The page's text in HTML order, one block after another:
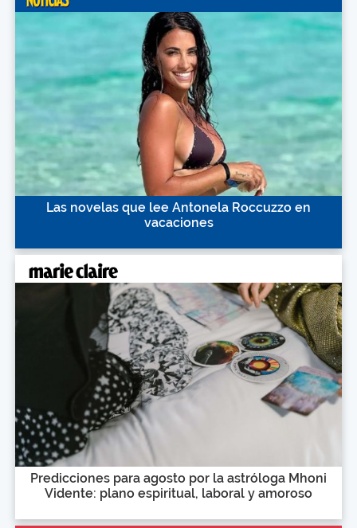
Las novelas que lee Antonela Roccuzzo en
vacaciones
Predicciones para agosto por la astróloga Mhoni
Vidente: plano espiritual, laboral y amoroso